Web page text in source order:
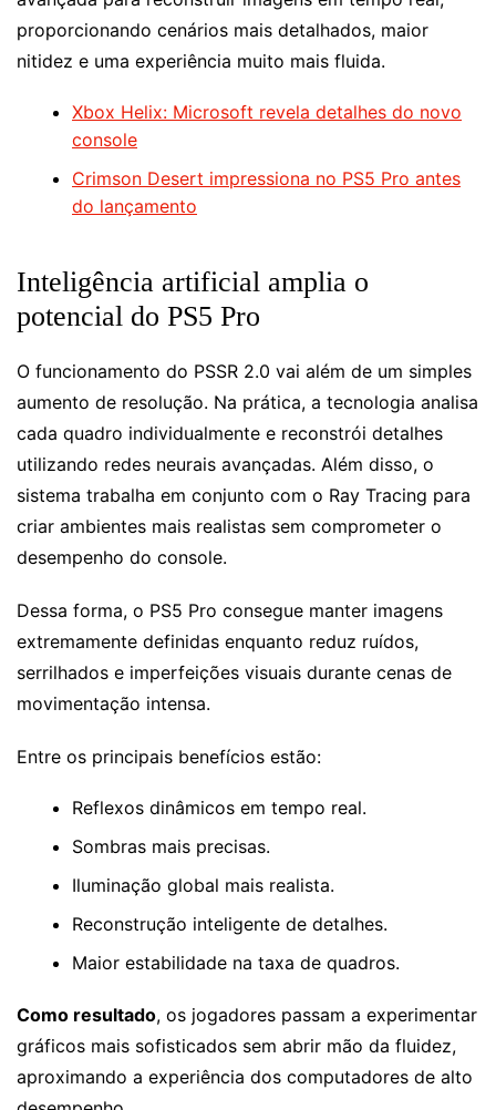
proporcionando cenários mais detalhados, maior
nitidez e uma experiência muito mais fluida.
Xbox Helix: Microsoft revela detalhes do novo
console
Crimson Desert impressiona no PS5 Pro antes
do lançamento
Inteligência artificial amplia o
potencial do PS5 Pro
O funcionamento do PSSR 2.0 vai além de um simples
aumento de resolução. Na prática, a tecnologia analisa
cada quadro individualmente e reconstrói detalhes
utilizando redes neurais avançadas. Além disso, o
sistema trabalha em conjunto com o Ray Tracing para
criar ambientes mais realistas sem comprometer o
desempenho do console.
Dessa forma, o PS5 Pro consegue manter imagens
extremamente definidas enquanto reduz ruídos,
serrilhados e imperfeições visuais durante cenas de
movimentação intensa.
Entre os principais benefícios estão:
Reflexos dinâmicos em tempo real.
Sombras mais precisas.
Iluminação global mais realista.
Reconstrução inteligente de detalhes.
Maior estabilidade na taxa de quadros.
Como resultado, os jogadores passam a experimentar
gráficos mais sofisticados sem abrir mão da fluidez,
aproximando a experiência dos computadores de alto